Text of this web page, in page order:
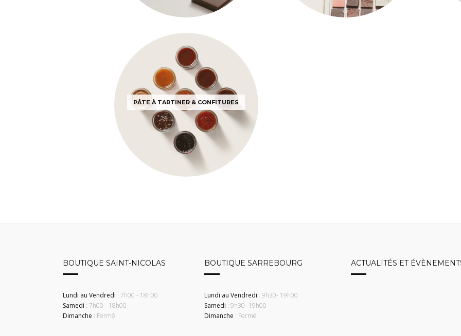
PÂTE À TARTINER & CONFITURES
BOUTIQUE SAINT-NICOLAS
Lundi au Vendredi : 7h00 - 18h00
Samedi : 7h00 - 18h00
Dimanche : Fermé
BOUTIQUE SARREBOURG
Lundi au Vendredi : 9h30- 19h00
Samedi : 9h30- 19h00
Dimanche : Fermé
ACTUALITÉS ET